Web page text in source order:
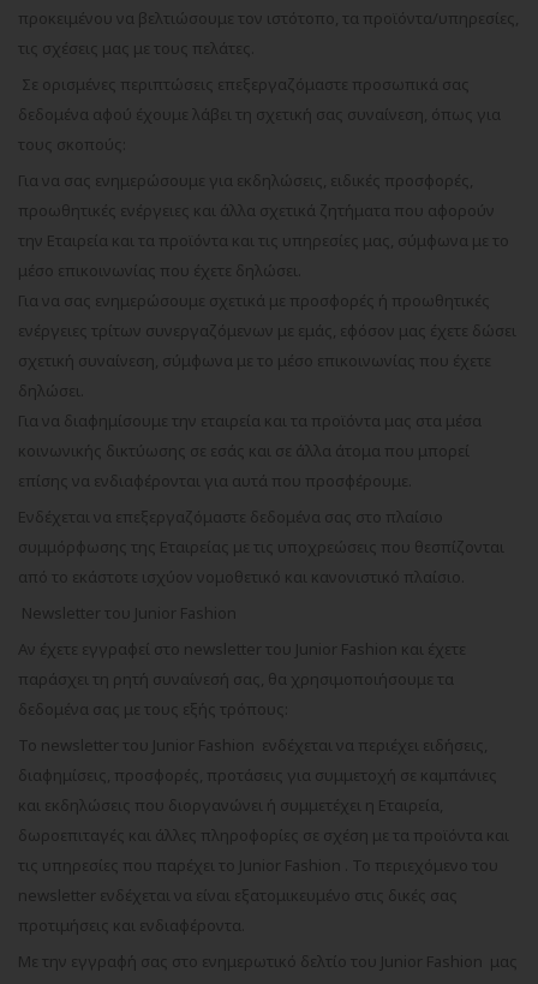
προκειμένου να βελτιώσουμε τον ιστότοπο, τα προϊόντα/υπηρεσίες,
τις σχέσεις μας με τους πελάτες.
Σε ορισμένες περιπτώσεις επεξεργαζόμαστε προσωπικά σας
δεδομένα αφού έχουμε λάβει τη σχετική σας συναίνεση, όπως για
τους σκοπούς:
Για να σας ενημερώσουμε για εκδηλώσεις, ειδικές προσφορές,
προωθητικές ενέργειες και άλλα σχετικά ζητήματα που αφορούν
την Εταιρεία και τα προϊόντα και τις υπηρεσίες μας, σύμφωνα με το
μέσο επικοινωνίας που έχετε δηλώσει.
Για να σας ενημερώσουμε σχετικά με προσφορές ή προωθητικές
ενέργειες τρίτων συνεργαζόμενων με εμάς, εφόσον μας έχετε δώσει
σχετική συναίνεση, σύμφωνα με το μέσο επικοινωνίας που έχετε
δηλώσει.
Για να διαφημίσουμε την εταιρεία και τα προϊόντα μας στα μέσα
κοινωνικής δικτύωσης σε εσάς και σε άλλα άτομα που μπορεί
επίσης να ενδιαφέρονται για αυτά που προσφέρουμε.
Ενδέχεται να επεξεργαζόμαστε δεδομένα σας στο πλαίσιο
συμμόρφωσης της Εταιρείας με τις υποχρεώσεις που θεσπίζονται
από το εκάστοτε ισχύον νομοθετικό και κανονιστικό πλαίσιο.
Newsletter του Junior Fashion
Αν έχετε εγγραφεί στο newsletter του Junior Fashion και έχετε
παράσχει τη ρητή συναίνεσή σας, θα χρησιμοποιήσουμε τα
δεδομένα σας με τους εξής τρόπους:
Το newsletter του Junior Fashion ενδέχεται να περιέχει ειδήσεις,
διαφημίσεις, προσφορές, προτάσεις για συμμετοχή σε καμπάνιες
και εκδηλώσεις που διοργανώνει ή συμμετέχει η Εταιρεία,
δωροεπιταγές και άλλες πληροφορίες σε σχέση με τα προϊόντα και
τις υπηρεσίες που παρέχει το Junior Fashion . Το περιεχόμενο του
newsletter ενδέχεται να είναι εξατομικευμένο στις δικές σας
προτιμήσεις και ενδιαφέροντα.
Με την εγγραφή σας στο ενημερωτικό δελτίο του Junior Fashion μας